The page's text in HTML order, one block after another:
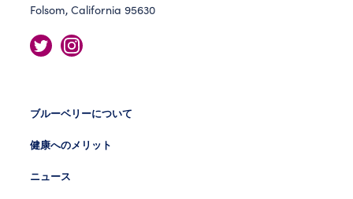
Folsom, California 95630
ブルーベリーについて
健康へのメリット
ニュース